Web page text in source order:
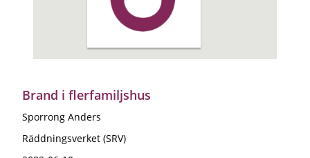
Brand i flerfamiljshus
Sporrong Anders
Räddningsverket (SRV)